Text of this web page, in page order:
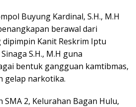
Buyung Kardinal, S.H., M.H
berawal dari
Kanit Reskrim Iptu
S.H., M.H guna
bentuk gangguan kamtibmas,
gelap narkotika.
SMA 2, Kelurahan Bagan Hulu,